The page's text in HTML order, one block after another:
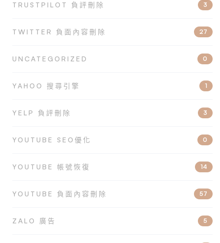
TRUSTPILOT 負評刪除 3
TWITTER 負面內容刪除 27
UNCATEGORIZED 0
YAHOO 搜尋引擎 1
YELP 負評刪除 3
YOUTUBE SEO優化 0
YOUTUBE 帳號恢復 14
YOUTUBE 負面內容刪除 57
ZALO 廣告 5